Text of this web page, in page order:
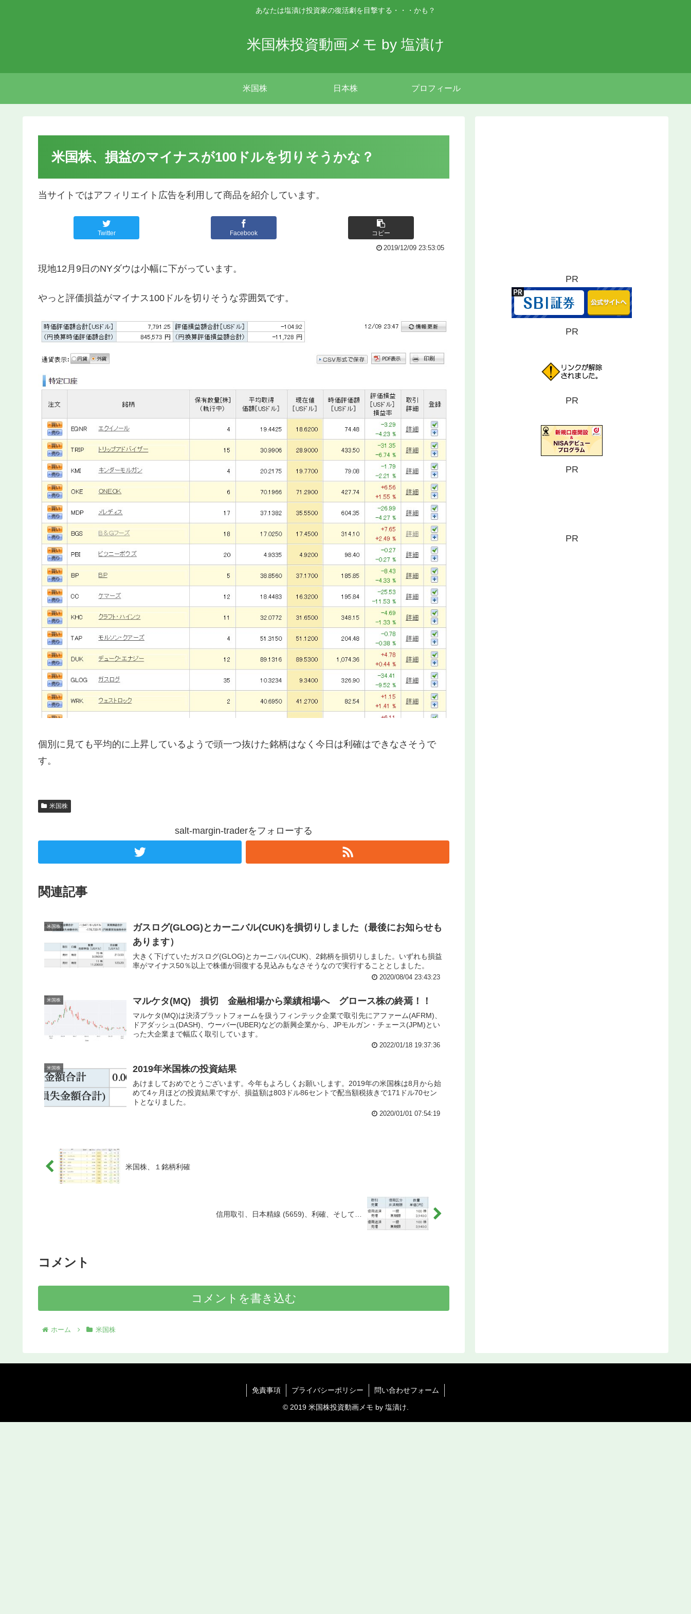
あなたは塩漬け投資家の復活劇を目撃する・・・かも？
米国株投資動画メモ by 塩漬け
米国株 日本株 プロフィール
米国株、損益のマイナスが100ドルを切りそうかな？
当サイトではアフィリエイト広告を利用して商品を紹介しています。
Twitter Facebook コピー
2019/12/09 23:53:05
現地12月9日のNYダウは小幅に下がっています。
やっと評価損益がマイナス100ドルを切りそうな雰囲気です。
個別に見ても平均的に上昇しているようで頭一つ抜けた銘柄はなく今日は利確はできなさそうで
す。
米国株
salt-margin-traderをフォローする
関連記事
米国株
ガスログ(GLOG)とカーニバル(CUK)を損切りしました（最後にお知らせも
あります）
大きく下げていたガスログ(GLOG)とカーニバル(CUK)、2銘柄を損切りしました。いずれも損益
率がマイナス50％以上で株価が回復する見込みもなさそうなので実行することとしました。
2020/08/04 23:43:23
米国株 マルケタ(MQ) 損切 金融相場から業績相場へ グロース株の終焉！！
マルケタ(MQ)は決済プラットフォームを扱うフィンテック企業で取引先にアファーム(AFRM)、
ドアダッシュ(DASH)、ウーバー(UBER)などの新興企業から、JPモルガン・チェース(JPM)とい
った大企業まで幅広く取引しています。
2022/01/18 19:37:36
米国株 2019年米国株の投資結果
あけましておめでとうございます。今年もよろしくお願いします。2019年の米国株は8月から始
めて4ヶ月ほどの投資結果ですが、損益額は803ドル86セントで配当額税抜きで171ドル70セン
トとなりました。
2020/01/01 07:54:19
米国株、１銘柄利確
信用取引、日本精線 (5659)、利確、そして…
コメント
コメントを書き込む
ホーム 米国株
PR
PR
PR
PR
PR
免責事項 プライバシーポリシー 問い合わせフォーム
© 2019 米国株投資動画メモ by 塩漬け.